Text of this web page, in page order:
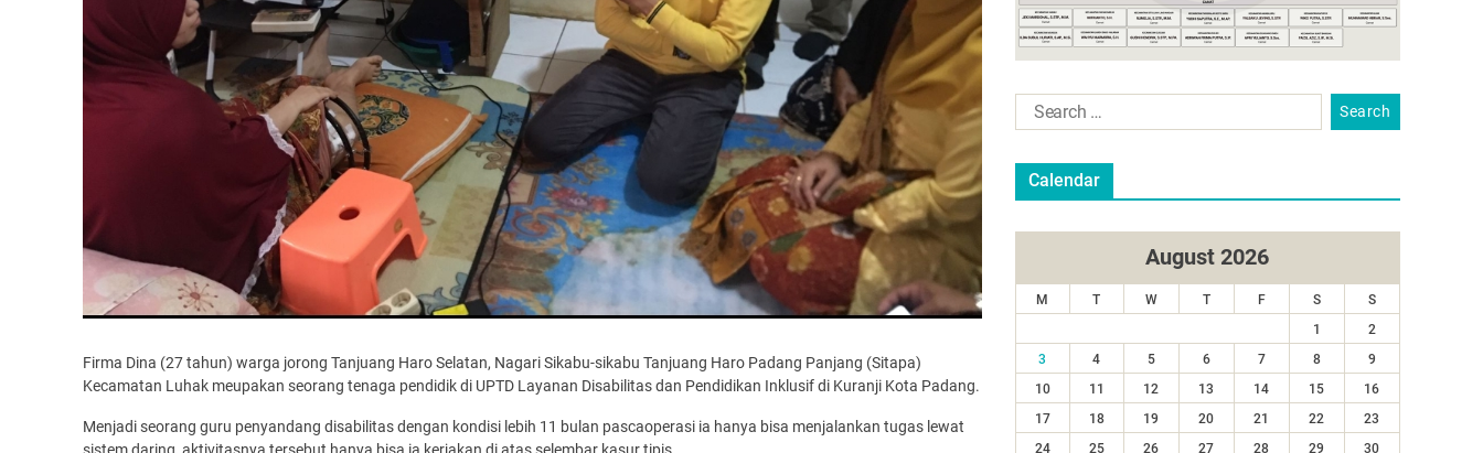
Firma Dina (27 tahun) warga jorong Tanjuang Haro Selatan, Nagari Sikabu-sikabu Tanjuang Haro Padang Panjang (Sitapa)
Kecamatan Luhak meupakan seorang tenaga pendidik di UPTD Layanan Disabilitas dan Pendidikan Inklusif di Kuranji Kota Padang.
Menjadi seorang guru penyandang disabilitas dengan kondisi lebih 11 bulan pascaoperasi ia hanya bisa menjalankan tugas lewat
Calendar
August 2026
M T W T F S
S
1
2
3
4 5 6 7 8
9
10
11 12 13 14 15
16
17
18 19 20 21 22
23
24
25 26 27 28 29
30